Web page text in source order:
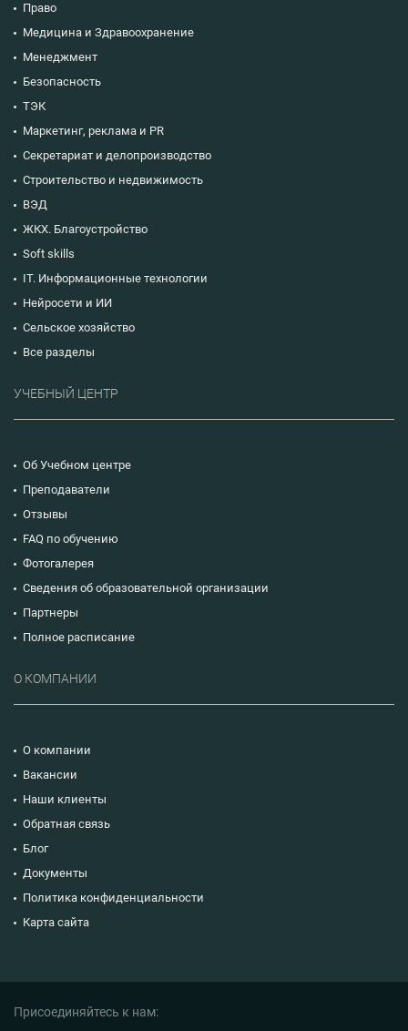
Право
Медицина и Здравоохранение
Менеджмент
Безопасность
ТЭК
Маркетинг, реклама и PR
Секретариат и делопроизводство
Строительство и недвижимость
ВЭД
ЖКХ. Благоустройство
Soft skills
IT. Информационные технологии
Нейросети и ИИ
Сельское хозяйство
Все разделы
УЧЕБНЫЙ ЦЕНТР
Об Учебном центре
Преподаватели
Отзывы
FAQ по обучению
Фотогалерея
Сведения об образовательной организации
Партнеры
Полное расписание
О КОМПАНИИ
О компании
Вакансии
Наши клиенты
Обратная связь
Блог
Документы
Политика конфиденциальности
Карта сайта
Присоединяйтесь к нам: